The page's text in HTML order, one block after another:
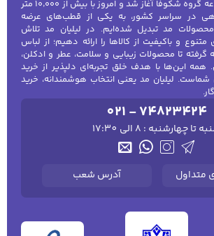
دقیق، تنها ظاهر محصول را در نظر
قد لباس، ترکیب الیاف، ضخامت
و شیوه نگهداری نیز بر راحتی و
می‌گذارند.
مردانه
یکی از پرکاربردترین لباس‌ها برای
سفر، ورزش سبک و حضور در خانه
ساده و تک‌رنگ قابلیت ست‌شدن
و تیشرت‌های چاپ‌دار می‌توانند
از سال ۲۰۰۸ زیرمجموعه گروه شکوفا آغاز شد و امروز با بیش از ۱۰٬۰۰۰ متر
در سراسر کشور، به یکی از قطب‌های عرضه
مد تبدیل شده‌ایم. در لیلیان مد تلاش
و باکیفیت از کالاها را ارائه دهیم؛ از لباس
گرفته تا محصولات زیبایی و سلامت، عطر و ادکلن،
این‌ها با هدف خلق تجربه‌ای دلپذیر از خرید
شماست. لیلیان مد یعنی انتخاب هوشمندانه، خرید
021 - 74823424
تا چهارشنبه : 8 الی 17:30
متداول آدرس شعب